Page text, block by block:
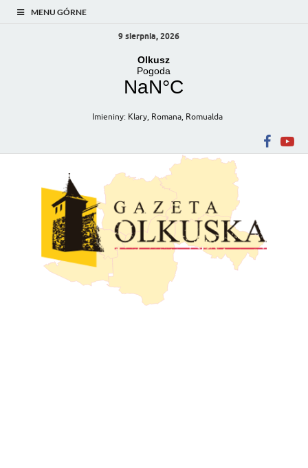
MENU GÓRNE
9 sierpnia, 2026
Imieniny: Klary, Romana, Romualda
Gazeta Olkuska